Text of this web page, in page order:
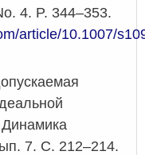
4. P. 344–353.
article/10.1007/
7. С. 212–214.